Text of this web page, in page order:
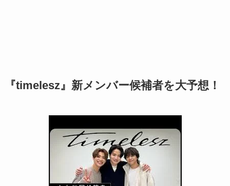
『timelesz』新メンバー候補者を大予想！